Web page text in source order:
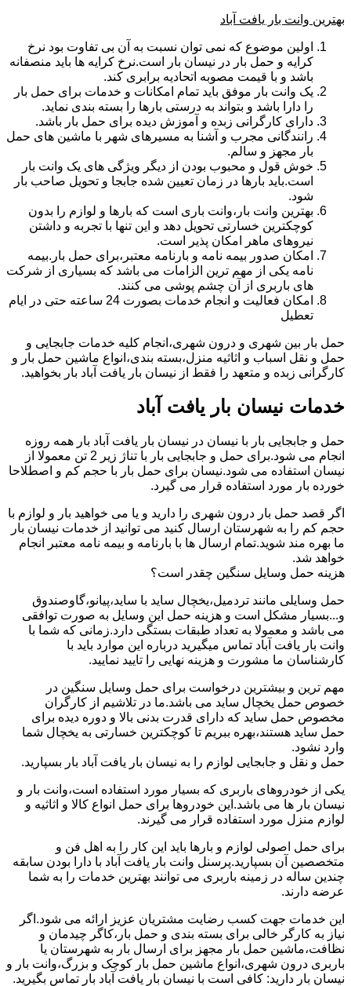
بهترین وانت بار یافت آباد
اولین موضوع که نمی توان نسبت به آن بی تفاوت بود نرخ
کرایه و حمل بار در نیسان بار است.نرخ کرایه ها باید منصفانه
باشد و با قیمت مصوبه اتحادیه برابری کند.
یک وانت بار موفق باید تمام امکانات و خدمات برای حمل بار
را دارا باشد و بتواند به درستی بارها را بسته بندی نماید.
دارای کارگرانی زبده و آموزش دیده برای حمل بار باشد.
رانندگانی مجرب و آشنا به مسیرهای شهر با ماشین های حمل
بار مجهز و سالم.
خوش قول و محبوب بودن از دیگر ویژگی های یک وانت بار
است.باید بارها در زمان تعیین شده جابجا و تحویل صاحب بار
شود.
بهترین وانت بار،وانت باری است که بارها و لوازم را بدون
کوچکترین خسارتی تحویل دهد و این تنها با تجربه و داشتن
نیروهای ماهر امکان پذیر است.
امکان صدور بیمه نامه و بارنامه معتبر،برای حمل بار.بیمه
نامه یکی از مهم ترین الزامات می باشد که بسیاری از شرکت
های باربری از آن چشم پوشی می کنند.
امکان فعالیت و انجام خدمات بصورت 24 ساعته حتی در ایام
تعطیل
حمل بار بین شهری و درون شهری،انجام کلیه خدمات جابجایی و
حمل و نقل اسباب و اثاثیه منزل،بسته بندی،انواع ماشین حمل بار و
کارگرانی زبده و متعهد را فقط از نیسان بار یافت آباد بار بخواهید.
خدمات نیسان بار یافت آباد
حمل و جابجایی بار با نیسان در نیسان بار یافت آباد بار همه روزه
انجام می شود.برای حمل و جابجایی بار با تناژ زیر 2 تن معمولا از
نیسان استفاده می شود.نیسان برای حمل بار با حجم کم و اصطلاحا
خورده بار مورد استفاده قرار می گیرد.
اگر قصد حمل بار درون شهری را دارید و یا می خواهید بار و لوازم با
حجم کم را به شهرستان ارسال کنید می توانید از خدمات نیسان بار
ما بهره مند شوید.تمام ارسال ها با بارنامه و بیمه نامه معتبر انجام
خواهد شد.
هزینه حمل وسایل سنگین چقدر است؟
حمل وسایلی مانند تردمیل،یخچال ساید با ساید،پیانو،گاوصندوق
و...بسیار مشکل است و هزینه حمل این وسایل به صورت توافقی
می باشد و معمولا به تعداد طبقات بستگی دارد.زمانی که شما با
وانت بار یافت آباد تماس میگیرید درباره این موارد باید با
کارشناسان ما مشورت و هزینه نهایی را تایید نمایید.
مهم ترین و بیشترین درخواست برای حمل وسایل سنگین در
خصوص حمل یخچال ساید می باشد.ما در تلاشیم از کارگران
مخصوص حمل ساید که دارای قدرت بدنی بالا و دوره دیده برای
حمل ساید هستند،بهره ببریم تا کوچکترین خسارتی به یخچال شما
وارد نشود.
حمل و نقل و جابجایی لوازم را به نیسان بار یافت آباد بار بسپارید.
یکی از خودروهای باربری که بسیار مورد استفاده است،وانت بار و
نیسان بار ها می باشد.این خودروها برای حمل انواع کالا و اثاثیه و
لوازم منزل مورد استفاده قرار می گیرند.
برای حمل اصولی لوازم و بارها باید این کار را به اهل فن و
متخصصین آن بسپارید.پرسنل وانت بار یافت آباد با دارا بودن سابقه
چندین ساله در زمینه باربری می توانند بهترین خدمات را به شما
عرضه دارند.
این خدمات جهت کسب رضایت مشتریان عزیز ارائه می شود.اگر
نیاز به کارگر خالی برای بسته بندی و حمل بار،کاگر چیدمان و
نظافت،ماشین حمل بار مجهز برای ارسال بار به شهرستان یا
باربری درون شهری،انواع ماشین حمل بار کوچک و بزرگ،وانت بار و
نیسان بار دارید: کافی است با نیسان بار یافت آباد بار تماس بگیرید.